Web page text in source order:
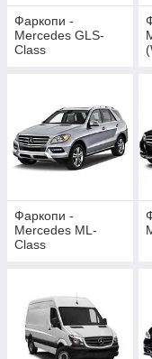
Фаркопи -
Mercedes GLS-
Class
Фаркопи -
Mercedes ML-
Class